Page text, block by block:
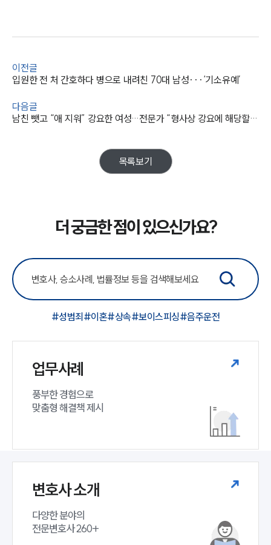
이전글
입원한 전 처 간호하다 병으로 내려친 70대 남성···‘기소유예’
다음글
남친 뺏고 “애 지워” 강요한 여성…전문가 “형사상 강요에 해당할 수 있어”
목록보기
더 궁금한 점이 있으신가요?
#성범죄 #이혼#상속#보이스피싱#음주운전
업무사례
풍부한 경험으로
맞춤형 해결책 제시
변호사 소개
다양한 분야의
전문변호사 260+